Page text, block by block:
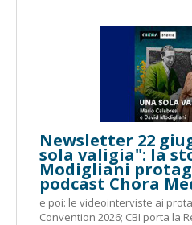
Newsletter 22
sola valigia": la
Modigliani
podcast Chora
e poi: le videointerviste ai
Convention 2026; CBI porta la